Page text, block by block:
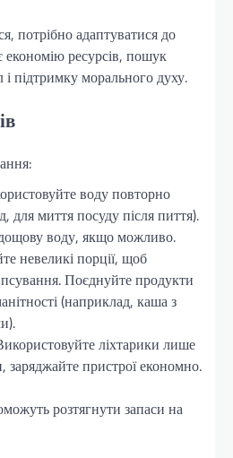
потрібно адаптуватися до
ресурсів, пошук
підтримку морального духу.
воду повторно
для миття посуду після пиття).
воду, якщо можливо.
невеликі порції, щоб
Поєднуйте продукти
(наприклад, каша з
ліхтарики лише
заряджайте пристрої економно.
розтягнути запаси на